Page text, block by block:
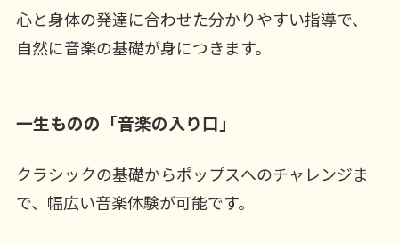
心と身体の発達に合わせた分かりやすい指導で、
自然に音楽の基礎が身につきます。
一生ものの「音楽の入り口」
クラシックの基礎からポップスへのチャレンジま
で、幅広い音楽体験が可能です。